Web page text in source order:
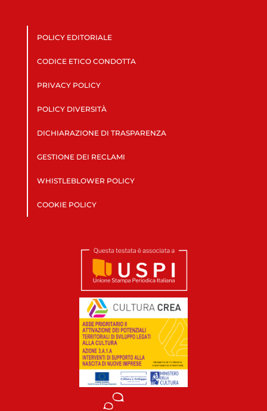
POLICY EDITORIALE
CODICE ETICO CONDOTTA
PRIVACY POLICY
POLICY DIVERSITÀ
DICHIARAZIONE DI TRASPARENZA
GESTIONE DEI RECLAMI
WHISTLEBLOWER POLICY
COOKIE POLICY